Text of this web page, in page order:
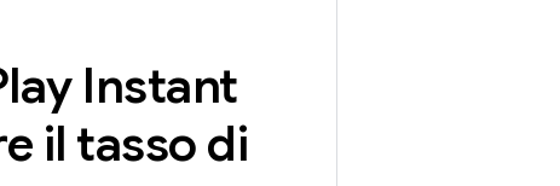
Instant
il tasso di